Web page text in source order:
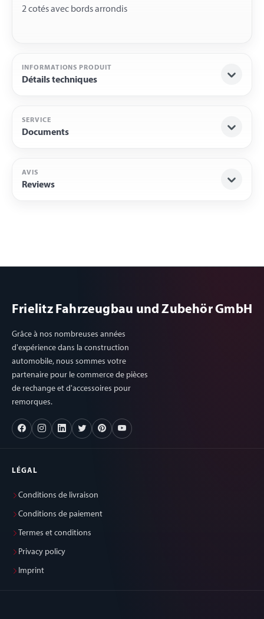
INFORMATIONS PRODUIT
Détails techniques
SERVICE
Documents
AVIS
Reviews
Frielitz Fahrzeugbau und Zubehör GmbH
Grâce à nos nombreuses années
d'expérience dans la construction
automobile, nous sommes votre
partenaire pour le commerce de pièces
de rechange et d'accessoires pour
remorques.
LÉGAL
Conditions de livraison
Conditions de paiement
Termes et conditions
Privacy policy
Imprint